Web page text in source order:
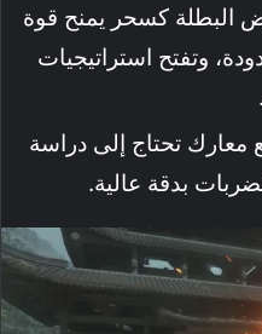
البطلة كسحر يمنح قوة
وتفتح استراتيجيات
معارك تحتاج إلى دراسة
بدقة عالية.